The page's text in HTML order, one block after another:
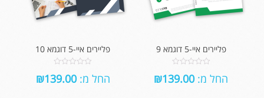
פליירים איי-5 דוגמא 9
out
החל מ: ₪139.00
פליירים איי-5 דוגמא 10
out
החל מ: ₪139.00